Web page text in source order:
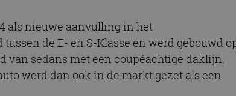
als nieuwe aanvulling in het
de E- en S-Klasse en werd gebouwd
van sedans met een coupéachtige daklijn,
werd dan ook in de markt gezet als een
Vervaldatum Omschrijving
1 jaar
Deze cookie wordt gebruikt door de CloudFlare-
vertrouwd webverkeer te identificeren en alle
beveiligingsbeperkingen op basis van het IP-
te omzeilen. Het is essentieel voor het
veiligheid van een website functies en in het